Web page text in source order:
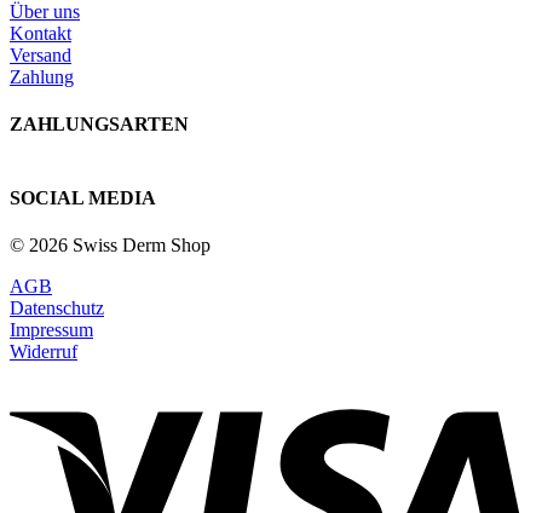
Über uns
Kontakt
Versand
Zahlung
ZAHLUNGSARTEN
SOCIAL MEDIA
© 2026 Swiss Derm Shop
AGB
Datenschutz
Impressum
Widerruf